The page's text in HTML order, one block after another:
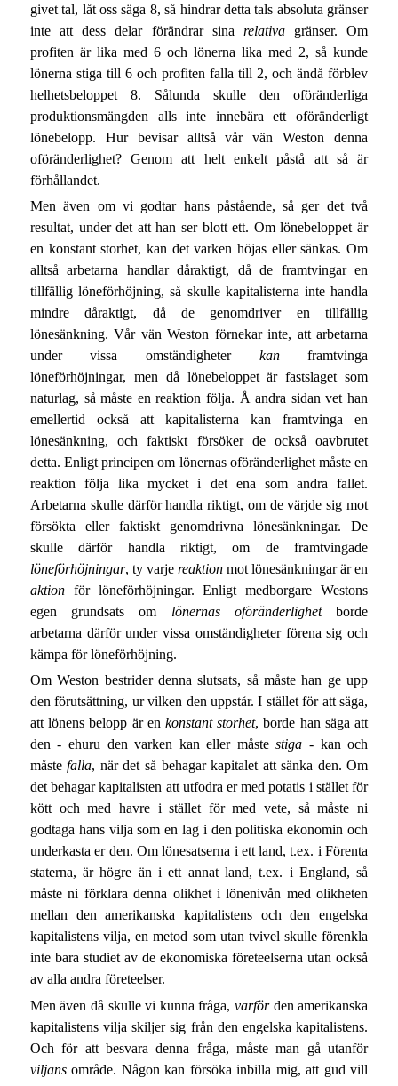
givet tal, låt oss säga 8, så hindrar detta tals absoluta gränser
inte att dess delar förändrar sina relativagränser. Om
profiten är lika med 6 och lönerna lika med 2, så kunde
lönerna stiga till 6 och profiten falla till 2, och ändå förblev
helhetsbeloppet 8. Sålunda skulle den oföränderliga
produktionsmängden alls inte innebära ett oföränderligt
lönebelopp. Hur bevisar alltså vår vän Weston denna
oföränderlighet? Genom att helt enkelt påstå att så är
förhållandet.
Men även om vi godtar hans påstående, så ger det två
resultat, under det att han ser blott ett. Om lönebeloppet är
en konstant storhet, kan det varken höjas eller sänkas. Om
alltså arbetarna handlar dåraktigt, då de framtvingar en
tillfällig löneförhöjning, så skulle kapitalisterna inte handla
mindre dåraktigt, då de genomdriver en tillfällig
lönesänkning. Vår vän Weston förnekar inte, att arbetarna
under vissa omständigheter kanframtvinga
löneförhöjningar, men då lönebeloppet är fastslaget som
naturlag, så måste en reaktion följa. Å andra sidan vet han
emellertid också att kapitalisterna kan framtvinga en
lönesänkning, och faktiskt försöker de också oavbrutet
detta. Enligt principen om lönernas oföränderlighet måste en
reaktion följa lika mycket i det ena som andra fallet.
Arbetarna skulle därför handla riktigt, om de värjde sig mot
försökta eller faktiskt genomdrivna lönesänkningar. De
skulle därför handla riktigt, om de framtvingade
löneförhöjningar, ty varje reaktion mot lönesänkningar är en
aktionför löneförhöjningar. Enligt medborgare Westons
egen grundsats om lönernas oföränderlighetborde
arbetarna därför under vissa omständigheter förena sig och
kämpa för löneförhöjning.
Om Weston bestrider denna slutsats, så måste han ge upp
den förutsättning, ur vilken den uppstår. I stället för att säga,
att lönens belopp är en konstant storhet, borde han säga att
den - ehuru den varken kan eller måstestiga -kan och
måstefalla, när det så behagar kapitalet att sänka den. Om
det behagar kapitalisten att utfodra er med potatis i stället för
kött och med havre i stället för med vete, så måste ni
godtaga hans vilja som en lag i den politiska ekonomin och
underkasta er den. Om lönesatserna i ett land, t.ex. i Förenta
staterna, är högre än i ett annat land, t.ex. i England, så
måste ni förklara denna olikhet i lönenivån med olikheten
mellan den amerikanska kapitalistens och den engelska
kapitalistens vilja, en metod som utan tvivel skulle förenkla
inte bara studiet av de ekonomiska företeelserna utan också
av alla andra företeelser.
Men även då skulle vi kunna fråga, varförden amerikanska
kapitalistens vilja skiljer sig från den engelska kapitalistens.
Och för att besvara denna fråga, måste man gå utanför
viljansområde. Någon kan försöka inbilla mig, att gud vill